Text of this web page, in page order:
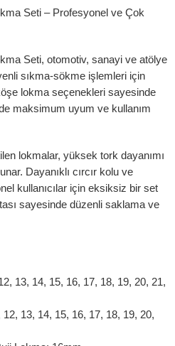
Seti – Profesyonel ve Çok
Seti, otomotiv, sanayi ve atölye
sıkma-sökme işlemleri için
lokma seçenekleri sayesinde
maksimum uyum ve kullanım
lokmalar, yüksek tork dayanımı
Dayanıklı cırcır kolu ve
kullanıcılar için eksiksiz bir set
sayesinde düzenli saklama ve
13, 14, 15, 16, 17, 18, 19, 20, 21,
13, 14, 15, 16, 17, 18, 19, 20,